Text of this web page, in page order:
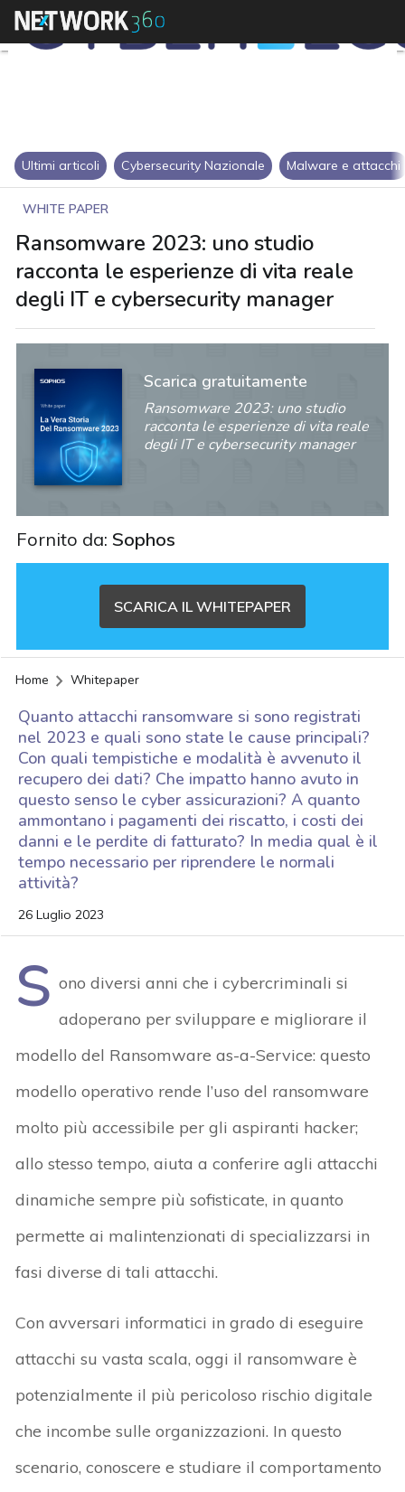
Ultimi articoli Cybersecurity Nazionale Malware e attacchi
WHITE PAPER
Ransomware 2023: uno studio
racconta le esperienze di vita reale
degli IT e cybersecurity manager
Scarica gratuitamente
Ransomware 2023: uno studio
racconta le esperienze di vita reale
degli IT e cybersecurity manager
Fornito da: Sophos
SCARICA IL WHITEPAPER
Home Whitepaper
Quanto attacchi ransomware si sono registrati
nel 2023 e quali sono state le cause principali?
Con quali tempistiche e modalità è avvenuto il
recupero dei dati? Che impatto hanno avuto in
questo senso le cyber assicurazioni? A quanto
ammontano i pagamenti dei riscatto, i costi dei
danni e le perdite di fatturato? In media qual è il
tempo necessario per riprendere le normali
attività?
26 Luglio 2023
S ono diversi anni che i cybercriminali si
adoperano per sviluppare e migliorare il
modello del Ransomware as-a-Service: questo
modello operativo rende l’uso del ransomware
molto più accessibile per gli aspiranti hacker;
allo stesso tempo, aiuta a conferire agli attacchi
dinamiche sempre più sofisticate, in quanto
permette ai malintenzionati di specializzarsi in
fasi diverse di tali attacchi.
Con avversari informatici in grado di eseguire
attacchi su vasta scala, oggi il ransomware è
potenzialmente il più pericoloso rischio digitale
che incombe sulle organizzazioni. In questo
scenario, conoscere e studiare il comportamento